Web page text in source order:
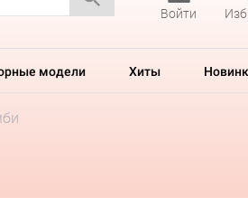
Войти
модели Хиты